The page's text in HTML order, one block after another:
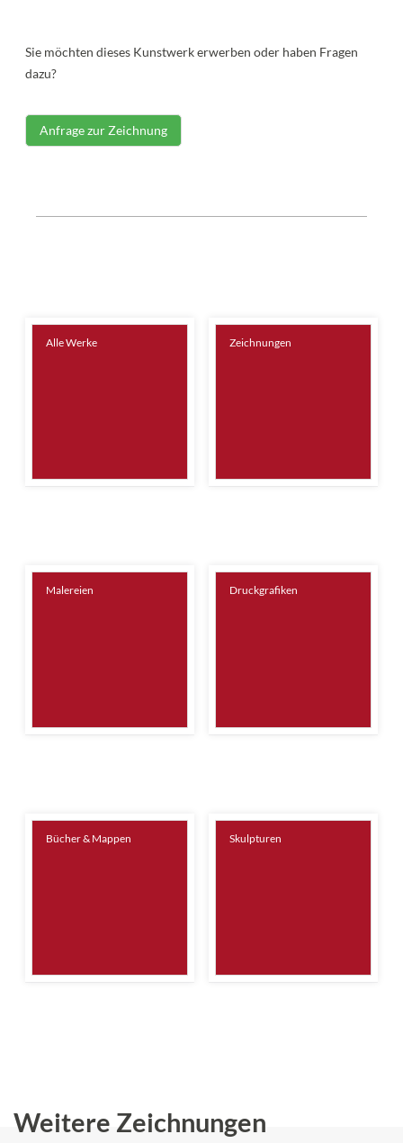
Sie möchten dieses Kunstwerk erwerben oder haben Fragen
dazu?
Anfrage zur Zeichnung
Alle Werke Zeichnungen
Malereien Druckgrafiken
Bücher & Mappen Skulpturen
Weitere Zeichnungen